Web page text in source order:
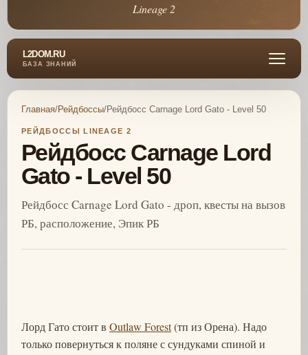
Lineage 2
L2DOM.RU
БАЗА ЗНАНИЙ
Главная/Рейдбоссы/Рейдбосс Carnage Lord Gato - Level 50
РЕЙДБОССЫ LINEAGE 2
Рейдбосс Carnage Lord
Gato - Level 50
Рейдбосс Carnage Lord Gato - дроп, квесты на вызов
РБ, расположение, Эпик РБ
Лорд Гато стоит в Outlaw Forest(тп из Орена). Надо
только повернуться к поляне с сундуками спиной и